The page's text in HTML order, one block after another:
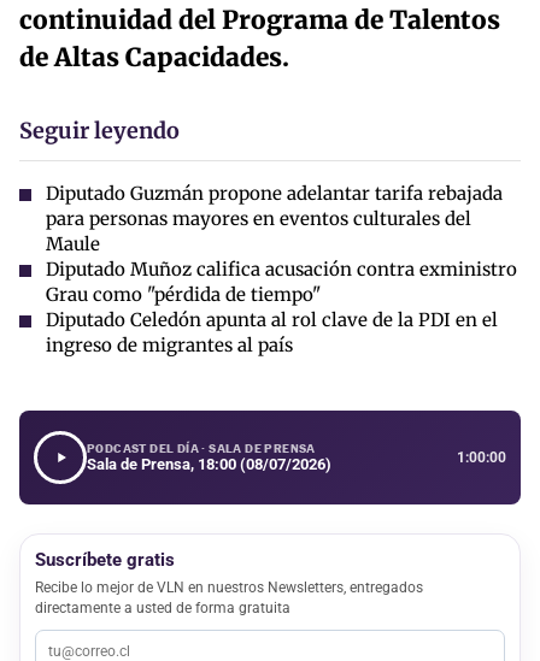
continuidad del Programa de Talentos
de Altas Capacidades.
Seguir leyendo
Diputado Guzmán propone adelantar tarifa rebajada
para personas mayores en eventos culturales del
Maule
Diputado Muñoz califica acusación contra exministro
Grau como "pérdida de tiempo"
Diputado Celedón apunta al rol clave de la PDI en el
ingreso de migrantes al país
PODCAST DEL DÍA · SALA DE PRENSA
Sala de Prensa, 18:00 (08/07/2026) 1:00:00
Suscríbete gratis
Recibe lo mejor de VLN en nuestros Newsletters, entregados
directamente a usted de forma gratuita